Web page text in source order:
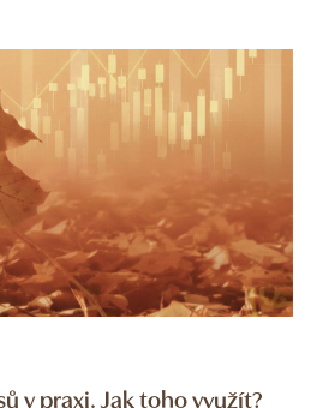
v praxi. Jak toho využít?